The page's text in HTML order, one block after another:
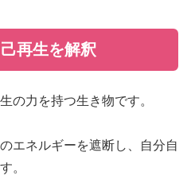
再生を解釈
の力を持つ生き物です。
エネルギーを遮断し、自分自
。